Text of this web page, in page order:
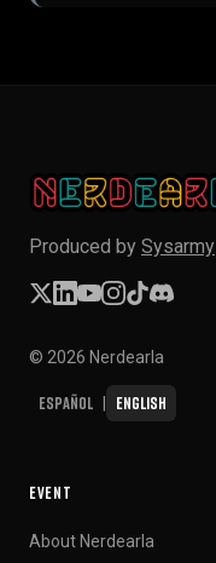
Produced by Sysarmy
© 2026 Nerdearla
Español English
EVENT
About Nerdearla